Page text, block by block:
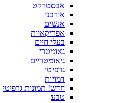
אבסטרקט
אורבני
אנשים
אפריקאיות
בעלי חיים
גאומטרי
גיאומטריים
גרפיטי
דמויות
חדש! תמונות גרפיטי
טבע